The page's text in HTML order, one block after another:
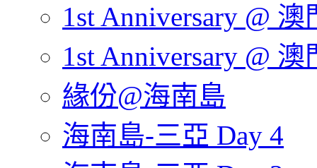
1st Anniversary @ 澳
1st Anniversary @ 澳
緣份@海南島
海南島-三亞 Day 4